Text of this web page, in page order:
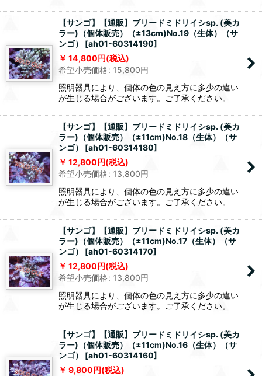
【サンゴ】【通販】ブリードミドリイシsp. (美カ
ラー)（個体販売）（±13cm)No.19（生体）（サ
ンゴ）
[ah01-60314190]
14,800円(税込)
希望小売価格: 15,800円
照明器具により、個体の色の見え方に多少の違い
が生じる場合がございます。ご了承ください。
【サンゴ】【通販】ブリードミドリイシsp. (美カ
ラー)（個体販売）（±11cm)No.18（生体）（サ
ンゴ）
[ah01-60314180]
12,800円(税込)
希望小売価格: 13,800円
照明器具により、個体の色の見え方に多少の違い
が生じる場合がございます。ご了承ください。
【サンゴ】【通販】ブリードミドリイシsp. (美カ
ラー)（個体販売）（±11cm)No.17（生体）（サ
ンゴ）
[ah01-60314170]
12,800円(税込)
希望小売価格: 13,800円
照明器具により、個体の色の見え方に多少の違い
が生じる場合がございます。ご了承ください。
【サンゴ】【通販】ブリードミドリイシsp. (美カ
ラー)（個体販売）（±11cm)No.16（生体）（サ
ンゴ）
[ah01-60314160]
9,800円(税込)